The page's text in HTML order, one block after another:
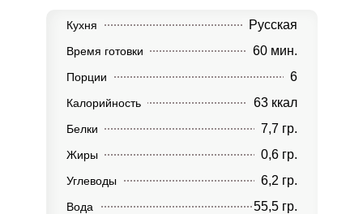
Кухня Русская
Время готовки 60 мин.
Порции 6
Калорийность 63 ккал
Белки 7,7 гр.
Жиры 0,6 гр.
Углеводы 6,2 гр.
Вода 55,5 гр.